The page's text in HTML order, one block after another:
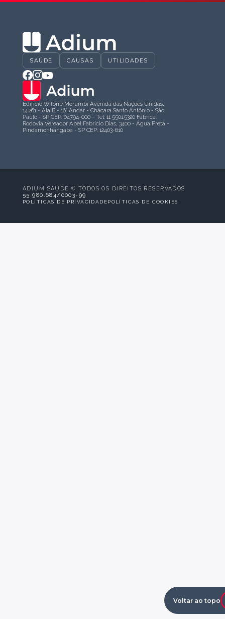
SAÚDE CAUSAS UTILIDADES
Edifício WTorre Morumbi Avenida das Nações Unidas,
14.261 - Ala B - 16° Andar - Chácara Santo Antônio - São
Paulo - SP CEP: 04794-000 – Tel: 11 5501.5320 Fábrica:
Rodovia Vereador Abel Fabrício Dias, 3400 - Água Preta -
Pindamonhangaba - SP CEP: 12403-610
ADIUM SAÚDE © TODOS OS DIREITOS RESERVADOS
55.980.684/0003-99
POLÍTICAS DE PRIVACIDADEPOLÍTICAS DE COOKIES
Voltar ao topo